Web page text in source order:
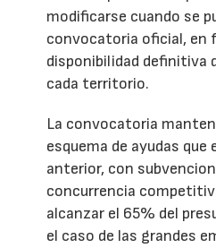
modificarse cuando se
convocatoria oficial, en
disponibilidad definitiva
cada territorio.
La convocatoria
esquema de ayudas que
anterior, con
concurrencia
alcanzar el 65% del
el caso de las grandes